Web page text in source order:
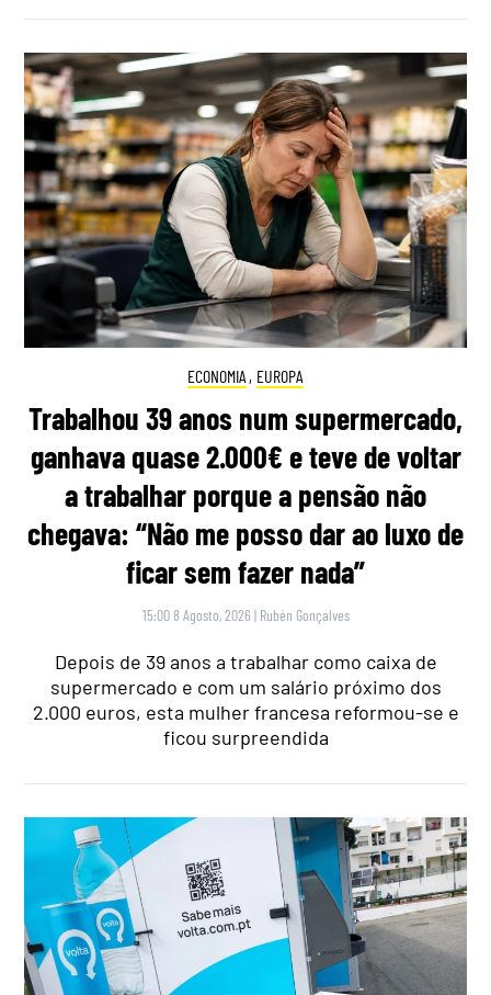
ECONOMIA , EUROPA
Trabalhou 39 anos num supermercado,
ganhava quase 2.000€ e teve de voltar
a trabalhar porque a pensão não
chegava: “Não me posso dar ao luxo de
ficar sem fazer nada”
15:00 8 Agosto, 2026 | Rubén Gonçalves
Depois de 39 anos a trabalhar como caixa de
supermercado e com um salário próximo dos
2.000 euros, esta mulher francesa reformou-se e
ficou surpreendida